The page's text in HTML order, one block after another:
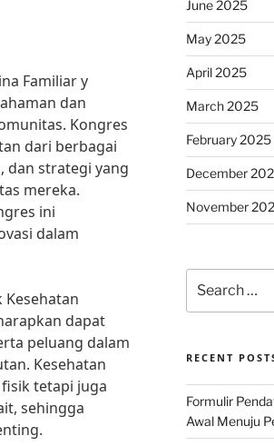
Familiar y
dan
Kongres
dari berbagai
dan strategi yang
mereka.
ini
dalam
dapat
peluang dalam
Kesehatan
tetapi juga
sehingga
June 2025
May 2025
April 2025
March 2025
February 2025
December
November
for:
RECENT
Formulir
Awal Menuju